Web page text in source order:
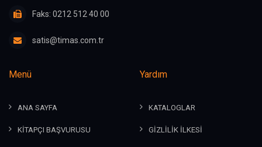
Faks: 0212 512 40 00
satis@timas.com.tr
Menü
ANA SAYFA
KİTAPÇI BAŞVURUSU
Yardım
KATALOGLAR
GİZLİLİK İLKESİ